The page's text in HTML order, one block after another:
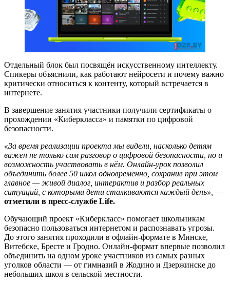
Отдельный блок был посвящён искусственному интеллекту.
Спикеры объяснили, как работают нейросети и почему важно
критически относиться к контенту, который встречается в
интернете.
В завершение занятия участники получили сертификаты о
прохождении «Киберкласса» и памятки по цифровой
безопасности.
«За время реализации проекта мы видели, насколько детям
важен не только сам разговор о цифровой безопасности, но и
возможность участвовать в нём. Онлайн-урок позволил
объединить более 50 школ одновременно, сохранив при этом
главное — живой диалог, интерактив и разбор реальных
ситуаций, с которыми дети сталкиваются каждый день», —
отметили в пресс-службе Life.
Обучающий проект «Киберкласс» помогает школьникам
безопасно пользоваться интернетом и распознавать угрозы.
До этого занятия проходили в офлайн-формате в Минске,
Витебске, Бресте и Гродно. Онлайн-формат впервые позволил
объединить на одном уроке участников из самых разных
уголков области — от гимназий в Жодино и Дзержинске до
небольших школ в сельской местности.